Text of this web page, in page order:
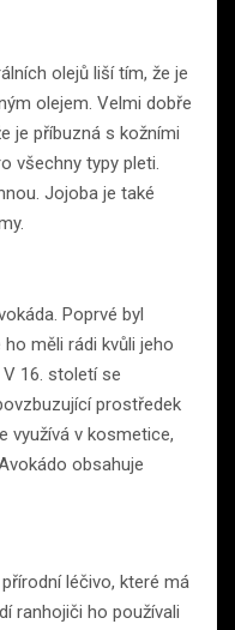
olejů liší tím, že je
olejem. Velmi dobře
je příbuzná s kožními
všechny typy pleti.
Jojoba je také
Poprvé byl
měli rádi kvůli jeho
16. století se
prostředek
využívá v kosmetice,
obsahuje
léčivo, které má
ranhojiči ho používali